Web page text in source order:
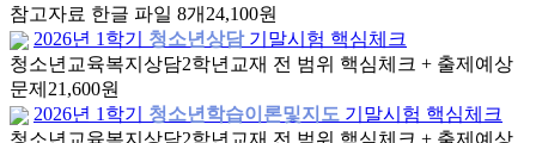
참고자료 한글 파일 8개 24,100원
2026년 1학기
청소년상담 기말시험 핵심체크
청소년교육복지상담2학년 교재 전 범위 핵심체크 + 출제예상
문제 21,600원
2026년 1학기
청소년학습이론및지도 기말시험 핵심체크
청소년교육복지상담2학년 교재 전 범위 핵심체크 + 출제예상